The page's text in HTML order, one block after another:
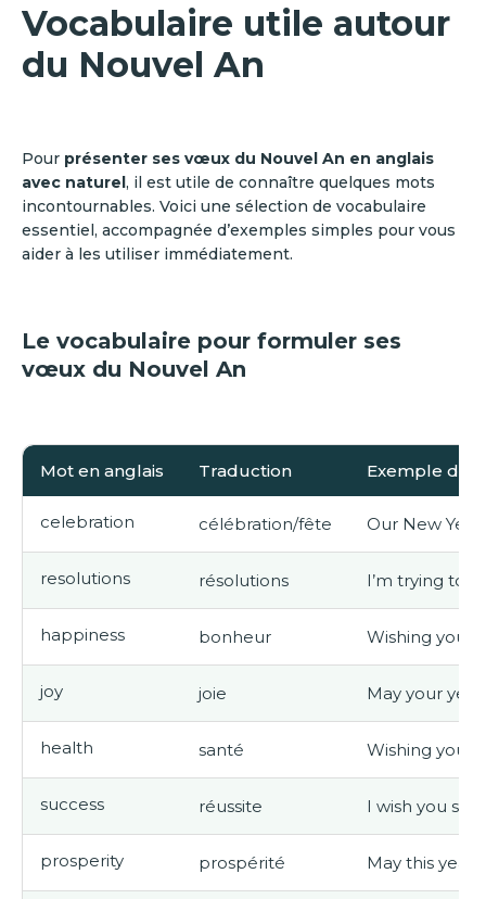
Vocabulaire utile autour
du Nouvel An
Pour présenter ses vœux du Nouvel An en anglais
avec naturel, il est utile de connaître quelques mots
incontournables. Voici une sélection de vocabulaire
essentiel, accompagnée d’exemples simples pour vous
aider à les utiliser immédiatement.
Le vocabulaire pour formuler ses
vœux du Nouvel An
Mot en anglais Traduction Exemple
celebration célébration/fête Our New
resolutions résolutions I’m trying to
happiness bonheur Wishing you
joy joie May your
health santé Wishing you
success réussite I wish you
prosperity prospérité May this year